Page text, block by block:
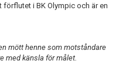
i BK Olympic och är en
mött henne som motståndare
med känsla för målet.